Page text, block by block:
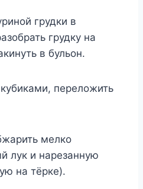
грудки в
грудку на
в бульон.
переложить
мелко
лук и нарезанную
на тёрке).